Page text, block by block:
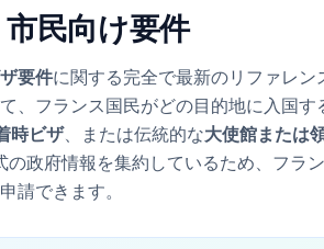
市民向け要件
要件に関する完全で最新のリファレ
、 フランス 国民がどの目的地に入国す
時ビザ、または伝統的な大使館または
政府情報を集約しているため、 フラ
請できます。